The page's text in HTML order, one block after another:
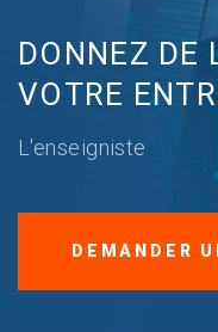
DONNEZ DE
VOTRE
L'enseigniste
DEMANDER